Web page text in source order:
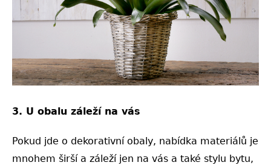
3. U obalu záleží na vás
Pokud jde o dekorativní obaly, nabídka materiálů je
mnohem širší a záleží jen na vás a také stylu bytu,